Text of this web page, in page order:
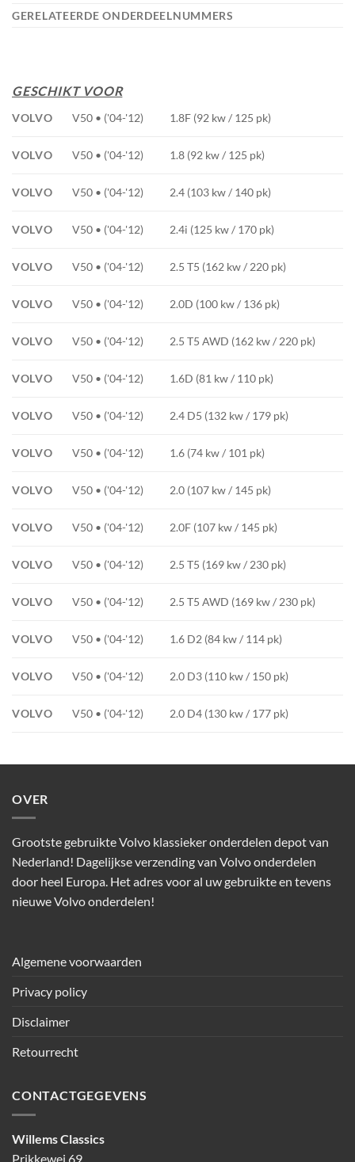
GERELATEERDE ONDERDEELNUMMERS
GESCHIKT VOOR
VOLVO V50 • ('04-'12) 1.8F (92 kw / 125 pk)
VOLVO V50 • ('04-'12) 1.8 (92 kw / 125 pk)
VOLVO V50 • ('04-'12) 2.4 (103 kw / 140 pk)
VOLVO V50 • ('04-'12) 2.4i (125 kw / 170 pk)
VOLVO V50 • ('04-'12) 2.5 T5 (162 kw / 220 pk)
VOLVO V50 • ('04-'12) 2.0D (100 kw / 136 pk)
VOLVO V50 • ('04-'12) 2.5 T5 AWD (162 kw / 220 pk)
VOLVO V50 • ('04-'12) 1.6D (81 kw / 110 pk)
VOLVO V50 • ('04-'12) 2.4 D5 (132 kw / 179 pk)
VOLVO V50 • ('04-'12) 1.6 (74 kw / 101 pk)
VOLVO V50 • ('04-'12) 2.0 (107 kw / 145 pk)
VOLVO V50 • ('04-'12) 2.0F (107 kw / 145 pk)
VOLVO V50 • ('04-'12) 2.5 T5 (169 kw / 230 pk)
VOLVO V50 • ('04-'12) 2.5 T5 AWD (169 kw / 230 pk)
VOLVO V50 • ('04-'12) 1.6 D2 (84 kw / 114 pk)
VOLVO V50 • ('04-'12) 2.0 D3 (110 kw / 150 pk)
VOLVO V50 • ('04-'12) 2.0 D4 (130 kw / 177 pk)
OVER
Grootste gebruikte Volvo klassieker onderdelen depot van
Nederland! Dagelijkse verzending van Volvo onderdelen
door heel Europa. Het adres voor al uw gebruikte en tevens
nieuwe Volvo onderdelen!
Algemene voorwaarden
Privacy policy
Disclaimer
Retourrecht
CONTACTGEGEVENS
Willems Classics
Prikkewei 69